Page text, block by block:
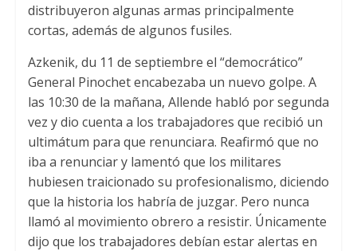
distribuyeron algunas armas principalmente
cortas, además de algunos fusiles.
Azkenik, du 11 de septiembre el “democrático”
General Pinochet encabezaba un nuevo golpe. A
las 10:30 de la mañana, Allende habló por segunda
vez y dio cuenta a los trabajadores que recibió un
ultimátum para que renunciara. Reafirmó que no
iba a renunciar y lamentó que los militares
hubiesen traicionado su profesionalismo, diciendo
que la historia los habría de juzgar. Pero nunca
llamó al movimiento obrero a resistir. Únicamente
dijo que los trabajadores debían estar alertas en